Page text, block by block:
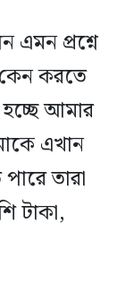
এমন প্রশ্নে
করতে
আমার
এখান
তারা
টাকা,